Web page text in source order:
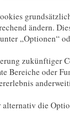
ändern.
„Optionen“
zukünftiger
Bereiche oder
die